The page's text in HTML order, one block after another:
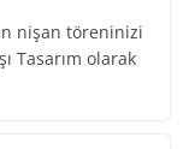
nişan töreninizi
Tasarım olarak